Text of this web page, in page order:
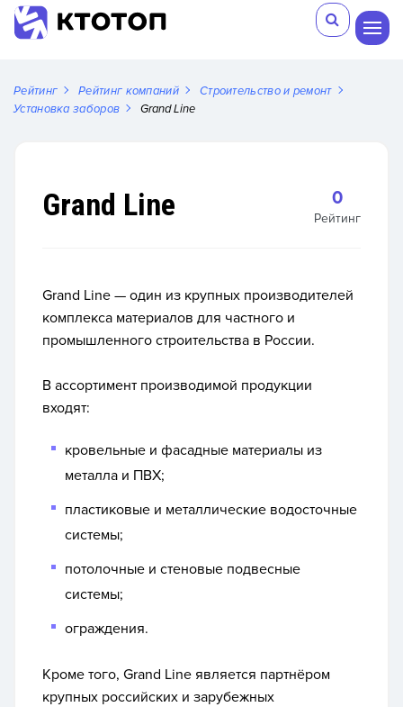
Рейтинг Рейтинг компаний
Строительство и ремонт
Установка заборов
Grand Line
Grand Line 0
Рейтинг
Grand Line — один из крупных производителей
комплекса материалов для частного и
промышленного строительства в России.
В ассортимент производимой продукции
входят:
кровельные и фасадные материалы из
металла и ПВХ;
пластиковые и металлические водосточные
системы;
потолочные и стеновые подвесные
системы;
ограждения.
Кроме того, Grand Line является партнёром
крупных российских и зарубежных